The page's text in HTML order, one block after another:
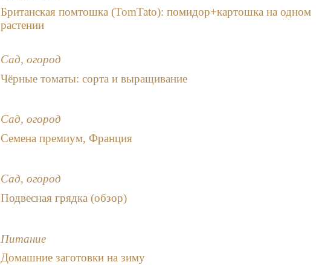
Британская помтошка (TomTato): помидор+картошка на одном
растении
Сад, огород
Чёрные томаты: сорта и выращивание
Сад, огород
Семена премиум, Франция
Сад, огород
Подвесная грядка (обзор)
Питание
Домашние заготовки на зиму